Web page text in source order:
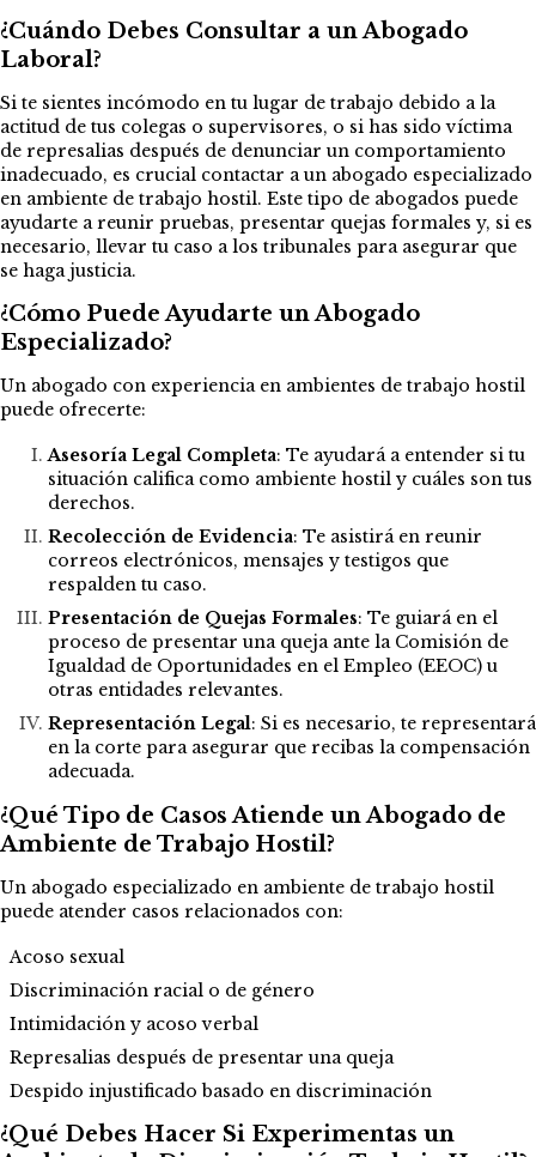
¿Cuándo Debes Consultar a un Abogado
Laboral?
Si te sientes incómodo en tu lugar de trabajo debido a la
actitud de tus colegas o supervisores, o si has sido víctima
de represalias después de denunciar un comportamiento
inadecuado, es crucial contactar a un abogado especializado
en ambiente de trabajo hostil. Este tipo de abogados puede
ayudarte a reunir pruebas, presentar quejas formales y, si es
necesario, llevar tu caso a los tribunales para asegurar que
se haga justicia.
¿Cómo Puede Ayudarte un Abogado
Especializado?
Un abogado con experiencia en ambientes de trabajo hostil
puede ofrecerte:
Asesoría Legal Completa: Te ayudará a entender si tu
situación califica como ambiente hostil y cuáles son tus
derechos.
Recolección de Evidencia: Te asistirá en reunir
correos electrónicos, mensajes y testigos que
respalden tu caso.
Presentación de Quejas Formales: Te guiará en el
proceso de presentar una queja ante la Comisión de
Igualdad de Oportunidades en el Empleo (EEOC) u
otras entidades relevantes.
Representación Legal: Si es necesario, te representará
en la corte para asegurar que recibas la compensación
adecuada.
¿Qué Tipo de Casos Atiende un Abogado de
Ambiente de Trabajo Hostil?
Un abogado especializado en ambiente de trabajo hostil
puede atender casos relacionados con:
Acoso sexual
Discriminación racial o de género
Intimidación y acoso verbal
Represalias después de presentar una queja
Despido injustificado basado en discriminación
¿Qué Debes Hacer Si Experimentas un